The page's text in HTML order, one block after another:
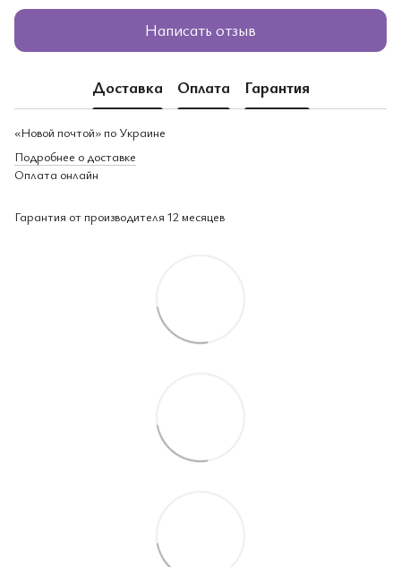
Написать отзыв
Доставка Оплата Гарантия
«Новой почтой» по Украине
Подробнее о доставке
Оплата онлайн
Гарантия от производителя 12 месяцев